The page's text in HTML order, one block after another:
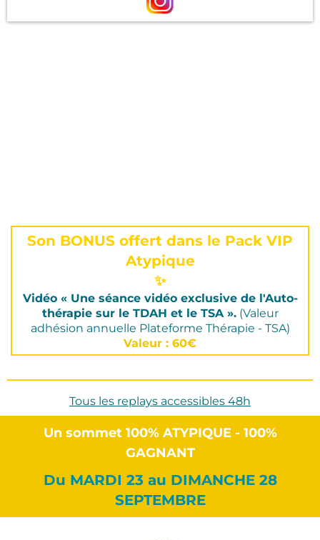
Son BONUS offert dans le Pack VIP
Atypique
✨
Vidéo « Une séance vidéo exclusive de l'Auto-
thérapie sur le TDAH et le TSA ».(Valeur
adhésion annuelle Plateforme Thérapie - TSA)
Valeur : 60€
Tous les replays accessibles 48h
Un sommet 100% ATYPIQUE - 100%
GAGNANT
Du MARDI 23 au DIMANCHE 28
SEPTEMBRE